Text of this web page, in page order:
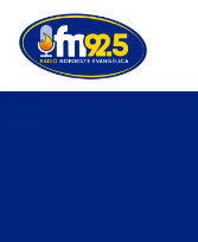
Previous